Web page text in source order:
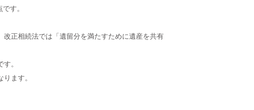
す。
正相続法では「遺留分を満たすために遺産を共有
。
ます。